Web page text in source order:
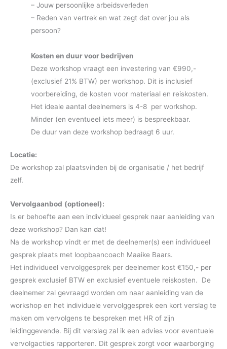
– Jouw persoonlijke arbeidsverleden
– Reden van vertrek en wat zegt dat over jou als
persoon?
Kosten en duur voor bedrijven
Deze workshop vraagt een investering van €990,-
(exclusief 21% BTW) per workshop. Dit is inclusief
voorbereiding, de kosten voor materiaal en reiskosten.
Het ideale aantal deelnemers is 4-8 per workshop.
Minder (en eventueel iets meer) is bespreekbaar.
De duur van deze workshop bedraagt 6 uur.
Locatie:
De workshop zal plaatsvinden bij de organisatie / het bedrijf
zelf.
Vervolgaanbod (optioneel):
Is er behoefte aan een individueel gesprek naar aanleiding van
deze workshop? Dan kan dat!
Na de workshop vindt er met de deelnemer(s) een individueel
gesprek plaats met loopbaancoach Maaike Baars.
Het individueel vervolggesprek per deelnemer kost €150,- per
gesprek exclusief BTW en exclusief eventuele reiskosten. De
deelnemer zal gevraagd worden om naar aanleiding van de
workshop en het individuele vervolggesprek een kort verslag te
maken om vervolgens te bespreken met HR of zijn
leidinggevende. Bij dit verslag zal ik een advies voor eventuele
vervolgacties rapporteren. Dit gesprek zorgt voor waarborging